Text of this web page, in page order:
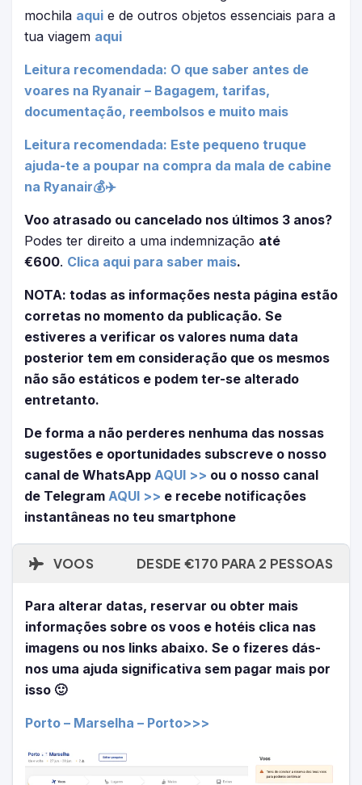
mochila aqui e de outros objetos essenciais para a
tua viagem aqui
Leitura recomendada: O que saber antes de
voares na Ryanair – Bagagem, tarifas,
documentação, reembolsos e muito mais
Leitura recomendada: Este pequeno truque
ajuda-te a poupar na compra da mala de cabine
na Ryanair💰✈️
Voo atrasado ou cancelado nos últimos 3 anos?
Podes ter direito a uma indemnização até
€600. Clica aqui para saber mais.
NOTA: todas as informações nesta página estão
corretas no momento da publicação. Se
estiveres a verificar os valores numa data
posterior tem em consideração que os mesmos
não são estáticos e podem ter-se alterado
entretanto.
De forma a não perderes nenhuma das nossas
sugestões e oportunidades subscreve o nosso
canal de WhatsApp AQUI >> ou o nosso canal
de Telegram AQUI >> e recebe notificações
instantâneas no teu smartphone
VOOS DESDE €170 PARA 2 PESSOAS
Para alterar datas, reservar ou obter mais
informações sobre os voos e hotéis clica nas
imagens ou nos links abaixo. Se o fizeres dás-
nos uma ajuda significativa sem pagar mais por
isso 🙂
Porto – Marselha – Porto>>>